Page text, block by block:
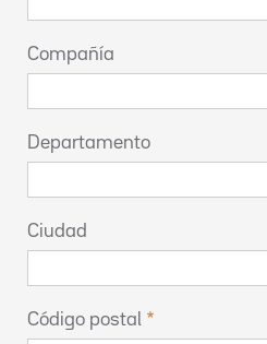
Compañía
Departamento
Ciudad
Código postal